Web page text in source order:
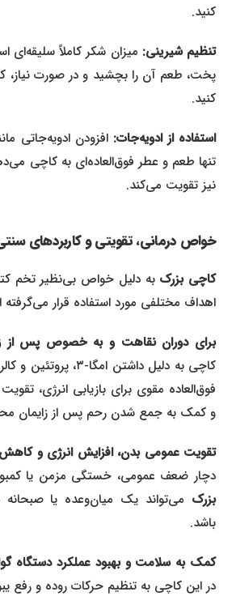
کنید.
تنظیم شیرینی:میزان شکر کاملاً سلیقه‌ای است.
پخت، طعم آن را بچشید و در صورت نیاز،
کنید.
استفاده از ادویه‌جات:افزودن ادویه‌جاتی
تنها طعم و عطر فوق‌العاده‌ای به کاچی
نیز تقویت می‌کند.
خواص درمانی، تقویتی و کاربردهای سنتی
کاچی بزرکبه دلیل خواص بی‌نظیر تخم
اهداف مختلفی مورد استفاده قرار می‌گرفته
برای دوران نقاهت و به خصوص پس از
کاچی به دلیل داشتن امگا-۳،
فوق‌العاده مقوی برای بازیابی انرژی، تقویت
و کمک به جمع شدن رحم پس از زایمان
تقویت عمومی بدن، افزایش انرژی و کاهش
دچار ضعف عمومی، خستگی مزمن یا کمبود
بزرکمی‌تواند یک میان‌وعده یا صبحانه
باشد.
کمک به سلامت و بهبود عملکرد دستگاه
در این کاچی به تنظیم حرکات روده و رفع